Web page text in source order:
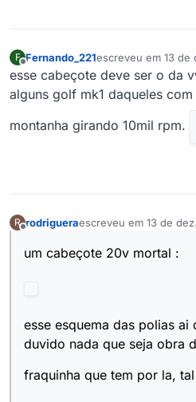
F Fernando_221escreveu em 13 de
última edição por
esse cabeçote deve ser o da
alguns golf mk1 daqueles
montanha girando 10mil rpm.
R rodrigueraescreveu em 13 de
última edição por
um cabeçote 20v mortal :
esse esquema das polias ai
duvido nada que seja obra
fraquinha que tem por la,